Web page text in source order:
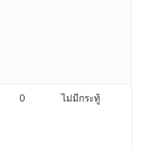
0 ไม่มีกระทู้